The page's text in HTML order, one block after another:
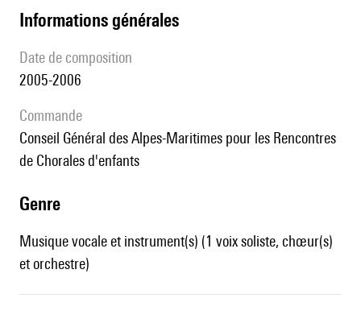
informations générales
date de composition
2005-2006
Commande
Conseil Général des Alpes-Maritimes pour les Rencontres
de Chorales d'enfants
genre
Musique vocale et instrument(s) (1 voix soliste, chœur(s)
et orchestre)